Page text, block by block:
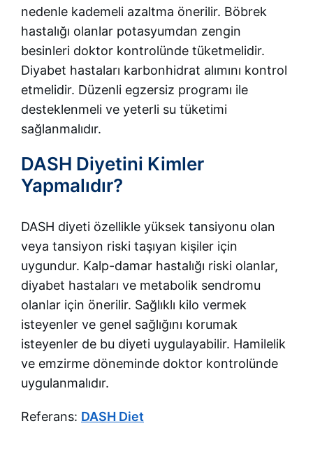
nedenle kademeli azaltma önerilir. Böbrek
hastalığı olanlar potasyumdan zengin
besinleri doktor kontrolünde tüketmelidir.
Diyabet hastaları karbonhidrat alımını kontrol
etmelidir. Düzenli egzersiz programı ile
desteklenmeli ve yeterli su tüketimi
sağlanmalıdır.
DASH Diyetini Kimler
Yapmalıdır?
DASH diyeti özellikle yüksek tansiyonu olan
veya tansiyon riski taşıyan kişiler için
uygundur. Kalp-damar hastalığı riski olanlar,
diyabet hastaları ve metabolik sendromu
olanlar için önerilir. Sağlıklı kilo vermek
isteyenler ve genel sağlığını korumak
isteyenler de bu diyeti uygulayabilir. Hamilelik
ve emzirme döneminde doktor kontrolünde
uygulanmalıdır.
Referans: DASH Diet